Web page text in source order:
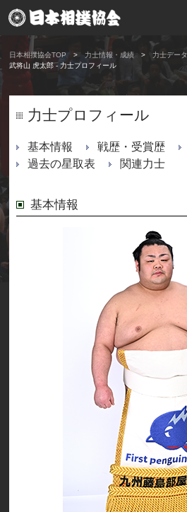
日本相撲協会TOP 力士情報・成績 力士データ
武将山 虎太郎 - 力士プロフィール
力士プロフィール
基本情報 戦歴・受賞歴
過去の星取表
関連力士
基本情報